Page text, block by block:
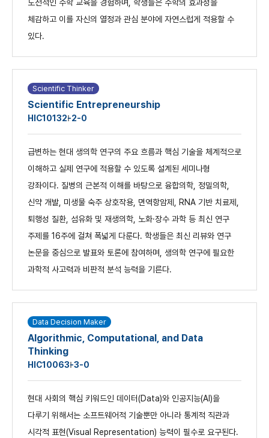
도전적인 수학 교육을 경험하며, 학생들은 수학의 효과성을
체감하고 이를 자신의 열정과 관심 분야에 자연스럽게 적용할 수
있다.
Scientific Thinker
Scientific Entrepreneurship
HIC10132-2-0
급변하는 현대 생의학 연구의 주요 흐름과 핵심 기술을 체계적으로
이해하고 실제 연구에 적용할 수 있도록 설계된 세미나형
강좌이다. 질병의 근본적 이해를 바탕으로 융합의학, 정밀의학,
신약 개발, 미생물 숙주 상호작용, 면역항암제, RNA 기반 치료제,
퇴행성 질환, 섬유화 및 재생의학, 노화·장수 과학 등 최신 연구
주제를 16주에 걸쳐 폭넓게 다룬다. 학생들은 최신 리뷰와 연구
논문을 중심으로 발표와 토론에 참여하며, 생의학 연구에 필요한
과학적 사고력과 비판적 분석 능력을 기른다.
Data Decision Maker
Algorithmic, Computational, and Data
Thinking
HIC10063-3-0
현대 사회의 핵심 키워드인 데이터(Data)와 인공지능(AI)을
다루기 위해서는 소프트웨어적 기술뿐만 아니라 통계적 직관과
시각적 표현(Visual Representation) 능력이 필수로 요구된다.